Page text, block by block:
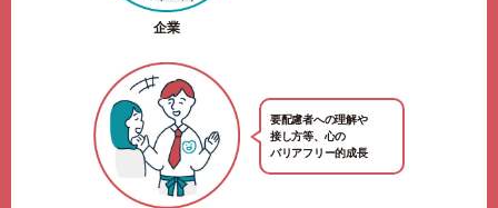
企業
要配慮者への理解や
接し方等、心の
バリアフリー的成長